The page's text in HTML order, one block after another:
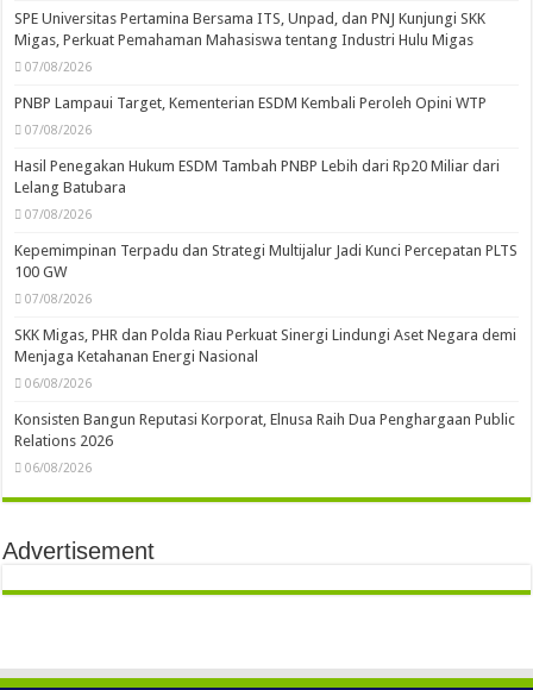
SPE Universitas Pertamina Bersama ITS, Unpad, dan PNJ Kunjungi SKK
Migas, Perkuat Pemahaman Mahasiswa tentang Industri Hulu Migas
07/08/2026
PNBP Lampaui Target, Kementerian ESDM Kembali Peroleh Opini WTP
07/08/2026
Hasil Penegakan Hukum ESDM Tambah PNBP Lebih dari Rp20 Miliar dari
Lelang Batubara
07/08/2026
Kepemimpinan Terpadu dan Strategi Multijalur Jadi Kunci Percepatan PLTS
100 GW
07/08/2026
SKK Migas, PHR dan Polda Riau Perkuat Sinergi Lindungi Aset Negara demi
Menjaga Ketahanan Energi Nasional
06/08/2026
Konsisten Bangun Reputasi Korporat, Elnusa Raih Dua Penghargaan Public
Relations 2026
06/08/2026
Advertisement